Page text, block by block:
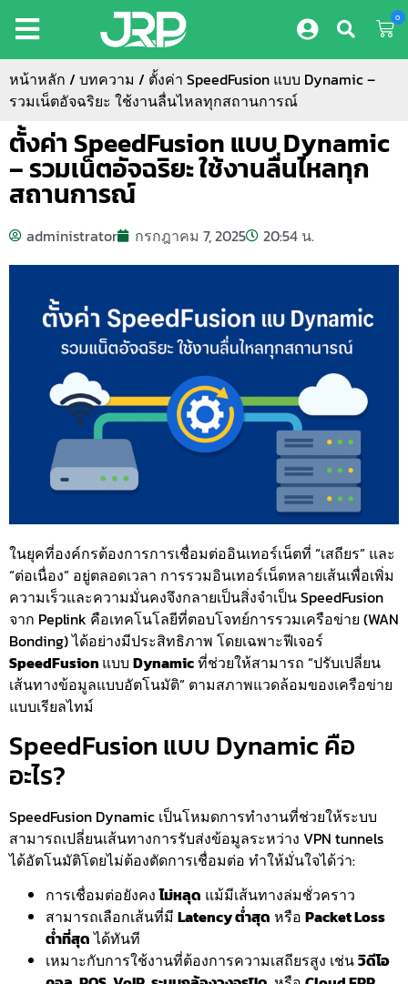
0
หน้าหลัก / บทความ / ตั้งค่า SpeedFusion แบบ Dynamic –
รวมเน็ตอัจฉริยะ ใช้งานลื่นไหลทุกสถานการณ์
ตั้งค่า SpeedFusion แบบ Dynamic
– รวมเน็ตอัจฉริยะ ใช้งานลื่นไหลทุก
สถานการณ์
administrator กรกฎาคม 7, 2025 20:54 น.
ในยุคที่องค์กรต้องการการเชื่อมต่ออินเทอร์เน็ตที่ “เสถียร” และ
“ต่อเนื่อง” อยู่ตลอดเวลา การรวมอินเทอร์เน็ตหลายเส้นเพื่อเพิ่ม
ความเร็วและความมั่นคงจึงกลายเป็นสิ่งจำเป็น SpeedFusion
จาก Peplink คือเทคโนโลยีที่ตอบโจทย์การรวมเครือข่าย (WAN
Bonding) ได้อย่างมีประสิทธิภาพ โดยเฉพาะฟีเจอร์
SpeedFusion แบบ Dynamicที่ช่วยให้สามารถ “ปรับเปลี่ยน
เส้นทางข้อมูลแบบอัตโนมัติ” ตามสภาพแวดล้อมของเครือข่าย
แบบเรียลไทม์
SpeedFusion แบบ Dynamic คือ
อะไร?
SpeedFusion Dynamic เป็นโหมดการทำงานที่ช่วยให้ระบบ
สามารถเปลี่ยนเส้นทางการรับส่งข้อมูลระหว่าง VPN tunnels
ได้อัตโนมัติโดยไม่ต้องตัดการเชื่อมต่อ ทำให้มั่นใจได้ว่า:
การเชื่อมต่อยังคงไม่หลุด แม้มีเส้นทางล่มชั่วคราว
สามารถเลือกเส้นที่มี Latency ต่ำสุด หรือ Packet Loss
ต่ำที่สุดได้ทันที
เหมาะกับการใช้งานที่ต้องการความเสถียรสูง เช่นวิดีโอ